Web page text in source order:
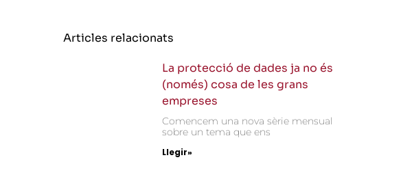
Articles relacionats
La protecció de dades ja no és
(només) cosa de les grans
empreses
Comencem una nova sèrie mensual
sobre un tema que ens
Llegir»